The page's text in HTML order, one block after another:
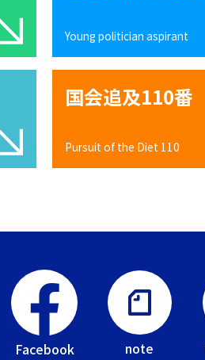
Young politician aspirant
国会追及110番
Pursuit of the Diet 110
Facebook note